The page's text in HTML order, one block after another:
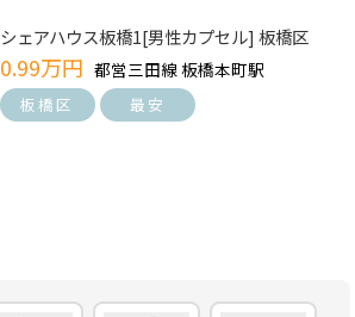
シェアハウス板橋1[男性カプセル] 板橋区
0.99万円 都営三田線 板橋本町駅
板橋区 最安